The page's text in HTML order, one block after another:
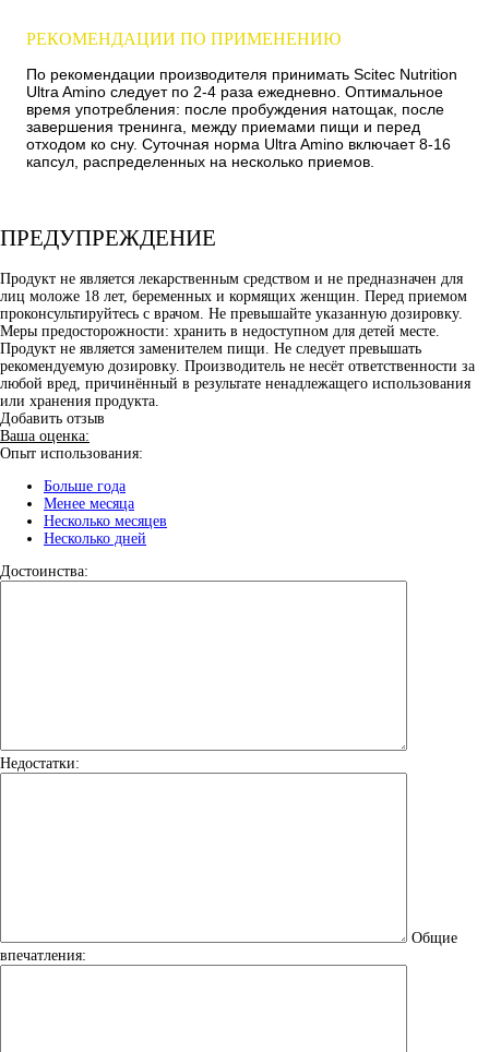
РЕКОМЕНДАЦИИ ПО ПРИМЕНЕНИЮ
По рекомендации производителя принимать Scitec Nutrition
Ultra Amino следует по 2-4 раза ежедневно. Оптимальное
время употребления: после пробуждения натощак, после
завершения тренинга, между приемами пищи и перед
отходом ко сну. Суточная норма Ultra Amino включает 8-16
капсул, распределенных на несколько приемов.
ПРЕДУПРЕЖДЕНИЕ
Продукт не является лекарственным средством и не предназначен для
лиц моложе 18 лет, беременных и кормящих женщин. Перед приемом
проконсультируйтесь с врачом. Не превышайте указанную дозировку.
Меры предосторожности: хранить в недоступном для детей месте.
Продукт не является заменителем пищи. Не следует превышать
рекомендуемую дозировку. Производитель не несёт ответственности за
любой вред, причинённый в результате ненадлежащего использования
или хранения продукта.
Добавить отзыв
Ваша оценка:
Опыт использования:
Больше года
Менее месяца
Несколько месяцев
Несколько дней
Достоинства:
Недостатки:
Общие
впечатления: